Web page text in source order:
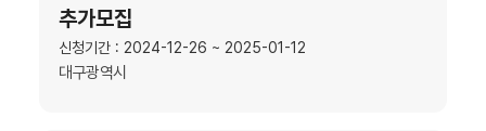
추가모집
신청기간 : 2024-12-26 ~ 2025-01-12
대구광역시